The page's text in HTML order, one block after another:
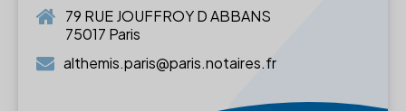
79 RUE JOUFFROY D ABBANS
75017 Paris
althemis.paris@paris.notaires.fr